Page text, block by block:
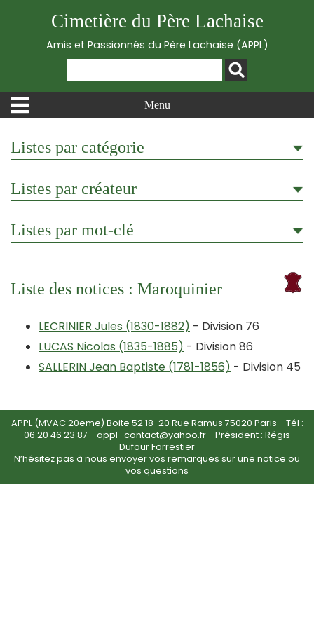
Cimetière du Père Lachaise
Amis et Passionnés du Père Lachaise (APPL)
Menu
Listes par catégorie
Listes par créateur
Listes par mot-clé
Liste des notices : Maroquinier
LECRINIER Jules (1830-1882) - Division 76
LUCAS Nicolas (1835-1885) - Division 86
SALLERIN Jean Baptiste (1781-1856) - Division 45
APPL (MVAC 20eme) Boite 52 18-20 Rue Ramus 75020 Paris - Tél :
06 20 46 23 87 - appl_contact@yahoo.fr- Président : Régis
Dufour Forrestier
N’hésitez pas à nous envoyer vos remarques sur une notice ou
vos questions